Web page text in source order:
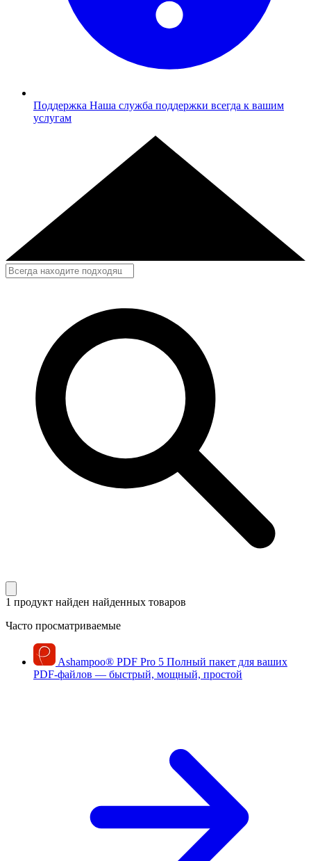
Поддержка Наша служба поддержки всегда к вашим
услугам
1 продукт найден найденных товаров
Часто просматриваемые
Ashampoo® PDF Pro 5 Полный пакет для ваших
PDF-файлов — быстрый, мощный, простой